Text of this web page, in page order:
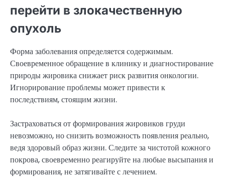
перейти в злокачественную
опухоль
Форма заболевания определяется содержимым.
Своевременное обращение в клинику и диагностирование
природы жировика снижает риск развития онкологии.
Игнорирование проблемы может привести к
последствиям, стоящим жизни.
Застраховаться от формирования жировиков груди
невозможно, но снизить возможность появления реально,
ведя здоровый образ жизни. Следите за чистотой кожного
покрова, своевременно реагируйте на любые высыпания и
формирования, не затягивайте с лечением.